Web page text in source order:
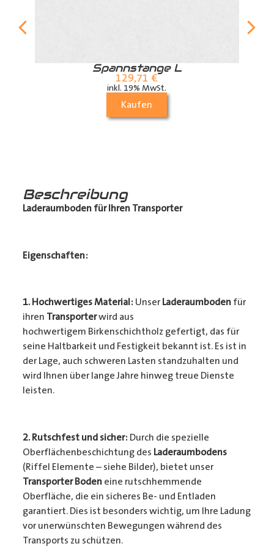
Spannstange L
129,71 €
inkl. 19% MwSt.
Kaufen
Beschreibung
Laderaumboden für Ihren Transporter
Eigenschaften:
1. Hochwertiges Material: Unser Laderaumbodenfür
ihren Transporterwird aus
hochwertigem Birkenschichtholz gefertigt, das für
seine Haltbarkeit und Festigkeit bekannt ist. Es ist in
der Lage, auch schweren Lasten standzuhalten und
wird Ihnen über lange Jahre hinweg treue Dienste
leisten.
2. Rutschfest und sicher: Durch die spezielle
Oberflächenbeschichtung des Laderaumbodens
(Riffel Elemente – siehe Bilder), bietet unser
Transporter Bodeneine rutschhemmende
Oberfläche, die ein sicheres Be- und Entladen
garantiert. Dies ist besonders wichtig, um Ihre Ladung
vor unerwünschten Bewegungen während des
Transports zu schützen.